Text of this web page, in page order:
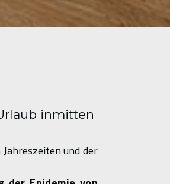
inmitten
und der